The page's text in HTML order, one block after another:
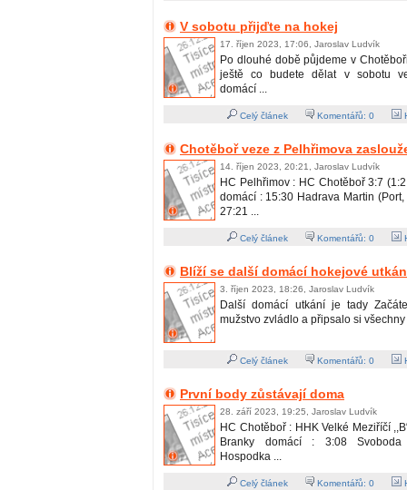
V sobotu přijďte na hokej
17. říjen 2023, 17:06, Jaroslav Ludvík
Po dlouhé době půjdeme v
ještě co budete dělat v sobotu
domácí ...
Celý článek Komentářů: 0
Chotěboř veze z Pelhřimova
14. říjen 2023, 20:21, Jaroslav Ludvík
HC Pelhřimov : HC Chotěboř 3:7
domácí : 15:30 Hadrava Martin
27:21 ...
Celý článek Komentářů: 0
Blíží se další domácí hokejové
3. říjen 2023, 18:26, Jaroslav Ludvík
Další domácí utkání je tady
mužstvo zvládlo a připsalo si
Celý článek Komentářů: 0
První body zůstávají doma
28. září 2023, 19:25, Jaroslav Ludvík
HC Chotěboř : HHK Velké Meziříčí
Branky domácí : 3:08 Svoboda
Hospodka ...
Celý článek Komentářů: 0